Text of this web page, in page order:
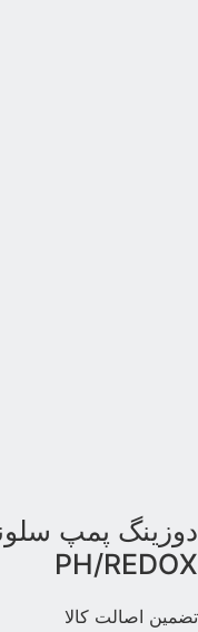
PH/REDOX
تضمین اصالت کالا